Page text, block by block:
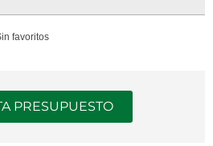
favoritos
PRESUPUESTO